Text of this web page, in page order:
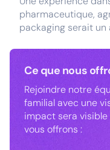
pharmaceutique,
packaging serait un
Ce que nous
Rejoindre notre
familial avec une
impact sera visible
vous offrons :